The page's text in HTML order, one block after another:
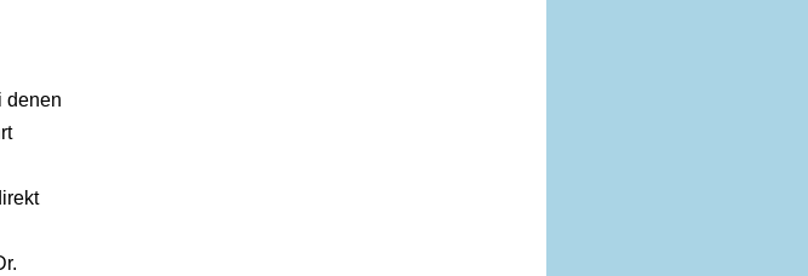
denen